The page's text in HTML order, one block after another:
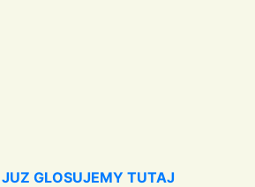
GLOSUJEMY TUTAJ